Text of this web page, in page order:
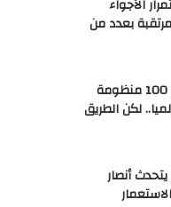
الأجواء
بعدد من
المغرب ضمن أفضل 100 منظومة
لكن الطريق
أنصار